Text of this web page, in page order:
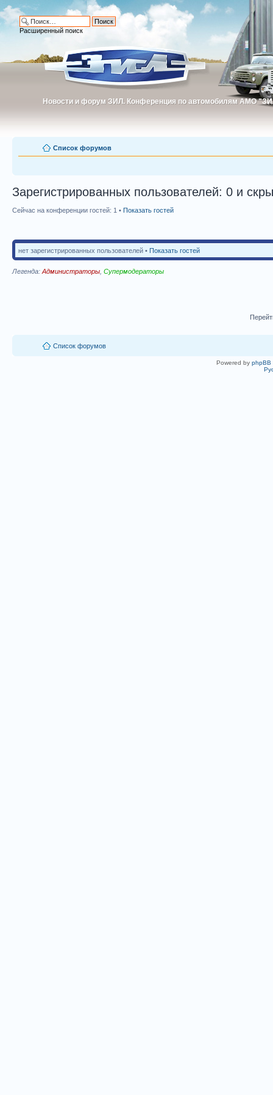
Новости и форум ЗИЛ. Конференция по автомобилям АМО
Новости и форум ЗИЛ. Конференция по автомобилям АМО
Расширенный поиск
Список форумов
Зарегистрированных пользователей: 0 и
Сейчас на конференции гостей: 1 • Показать гостей
нет зарегистрированных пользователей • Показать гостей
Легенда: Администраторы Супермодераторы
Список форумов
Powered by phpBB